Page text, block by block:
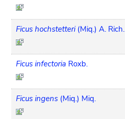
Ficus hochstetteri (Miq.) A. Rich.
Ficus infectoria Roxb.
Ficus ingens (Miq.) Miq.